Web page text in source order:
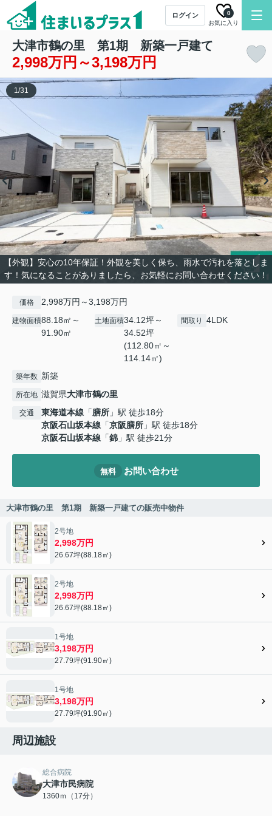
ログイン
お気に入り
0
大津市鶴の里 第1期 新築一戸建て
2,998万円～3,198万円
【外観】安心の10年保証！外観を美しく保ち、雨水で汚れを落としま
す！気になることがありましたら、お気軽にお問い合わせください！
1/31
価格 2,998万円～3,198万円
建物面積88.18㎡～
91.90㎡
土地面積34.12坪～
34.52坪
(112.80㎡～
114.14㎡)
間取り 4LDK
築年数 新築
所在地 滋賀県大津市鶴の里
交通 東海道本線 「膳所 」駅 徒歩18分
京阪石山坂本線 「京阪膳所 」駅 徒歩18分
京阪石山坂本線 「錦 」駅 徒歩21分
無料 お問い合わせ
大津市鶴の里 第1期 新築一戸建ての販売中物件
2号地
2,998万円
26.67坪(88.18㎡)
2号地
2,998万円
26.67坪(88.18㎡)
1号地
3,198万円
27.79坪(91.90㎡)
1号地
3,198万円
27.79坪(91.90㎡)
周辺施設
総合病院
大津市民病院
1360ｍ（17分）